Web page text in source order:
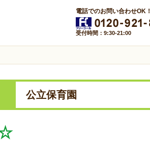
電話でのお問い合わせOK！
受付時間：9:30-21:00
公立保育園
☆